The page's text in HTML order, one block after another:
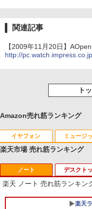
関連記事
【2009年11月20日】
http://
ト
Amazon売れ筋ランキング
イヤフォン
￥
ミュージ
￥250
【
ET
￥
薬屋
ンガ
￥770
楽天市場 売れ筋ランキング
ノート
楽天 ノート 売れ筋ランキン
楽天
デスクト